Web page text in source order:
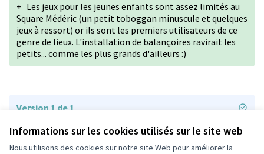
Informations sur les cookies utilisés sur le site web
Nous utilisons des cookies sur notre site Web pour améliorer la
+ Les jeux pour les jeunes enfants sont assez limités au
Square Médéric (un petit toboggan minuscule et quelques
jeux à ressort) or ils sont les premiers utilisateurs de ce
genre de lieux. L'installation de balançoires ravirait les
petits... comme les plus grands d'ailleurs :)
Version 1 de 1
Conditions d'utilisation